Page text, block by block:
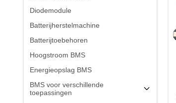
Diodemodule
Batterijherstelmachine
Batterijtoebehoren
Hoogstroom BMS
Energieopslag BMS
BMS voor verschillende
toepassingen